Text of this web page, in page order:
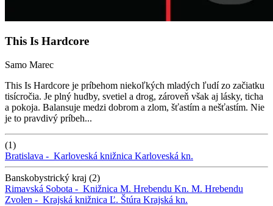
This Is Hardcore
Samo Marec
This Is Hardcore je príbehom niekoľkých mladých ľudí zo začiatku
tisícročia. Je plný hudby, svetiel a drog, zároveň však aj lásky, ticha
a pokoja. Balansuje medzi dobrom a zlom, šťastím a nešťastím. Nie
je to pravdivý príbeh...
(1)
Bratislava - Karloveská knižnica Karloveská kn.
Banskobystrický kraj (2)
Rimavská Sobota - Knižnica M. Hrebendu Kn. M. Hrebendu
Zvolen - Krajská knižnica Ľ. Štúra Krajská kn.